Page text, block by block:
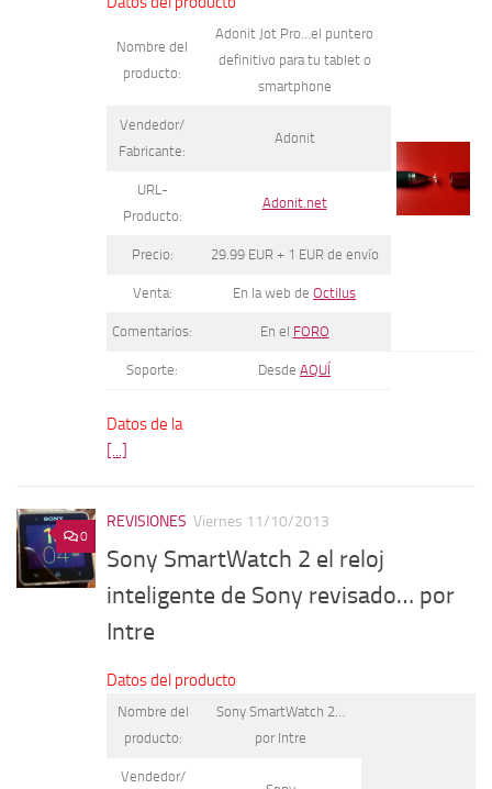
Nombre del
producto:
Adonit Jot Pro…el puntero
definitivo para tu tablet o
smartphone
Vendedor/
Fabricante:
Adonit
URL-
Producto:
Adonit.net
Precio: 29.99 EUR + 1 EUR de envío
Venta: En la web de Octilus
Comentarios: En el FORO
Soporte: Desde AQUÍ
Datos de la
[...]
0
REVISIONES Viernes 11/10/2013
Sony SmartWatch 2 el reloj
inteligente de Sony revisado… por
Intre
Datos del producto
Nombre del
producto:
Sony SmartWatch 2…
por Intre
Vendedor/